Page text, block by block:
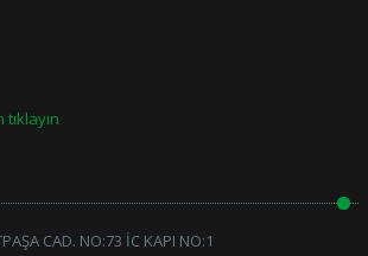
CAD. NO:73 İC KAPI NO:1